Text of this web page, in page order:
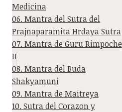
Medicina
06. Mantra del Sutra del
Prajnaparamita Hrdaya Sutra
07. Mantra de Guru Rimpoche
II
08. Mantra del Buda
Shakyamuni
09. Mantra de Maitreya
10. Sutra del Corazon y